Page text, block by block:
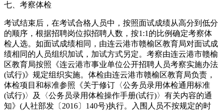
七、考察体检
考试结束后，在考试合格人员中，按照面试成绩从高分到低分
的顺序，根据招聘岗位拟招聘人数，按1:1的比例确定考察体
检人选。如面试成绩相同，由连云港市赣榆区教育局对面试成
绩相同的人员组织加试，加试方式另定。考察由连云港市赣榆
区教育局按照《连云港市事业单位公开招聘人员考察实施办法
(试行)》规定组织实施。体检由连云港市赣榆区教育局负责，
体检项目和标准参照《关于修订〈公务员录用体检通用标准
(试行)〉及〈公务员录用体检操作手册(试行)〉有关内容的通
知》(人社部发〔2016〕140号)执行。入围人员不按规定的时